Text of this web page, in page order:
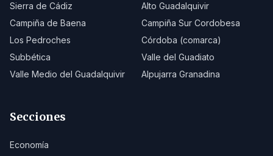
Sierra de Cádiz
Alto Guadalquivir
Campiña de Baena
Campiña Sur Cordobesa
Los Pedroches
Córdoba (comarca)
Subbética
Valle del Guadiato
Valle Medio del Guadalquivir
Alpujarra Granadina
Secciones
Economía